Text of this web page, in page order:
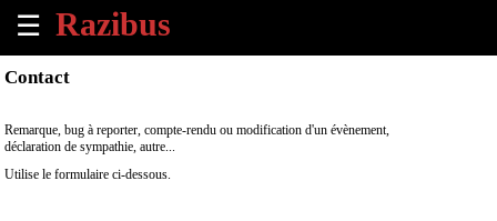
☰
×
les
Contact
Remarque, bug à reporter, compte-rendu ou modification d'un évènement,
déclaration de sympathie, autre...
Utilise le formulaire ci-dessous.